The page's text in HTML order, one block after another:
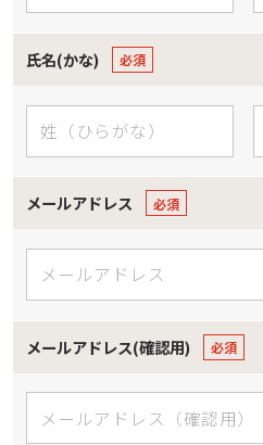
氏名(かな)
メールアドレス
メールアドレス(確認用)